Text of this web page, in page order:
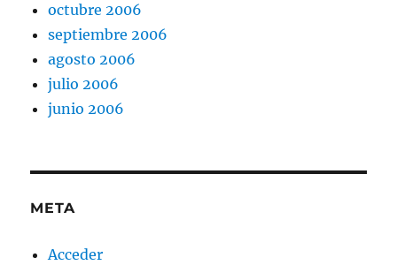
octubre 2006
septiembre 2006
agosto 2006
julio 2006
junio 2006
META
Acceder